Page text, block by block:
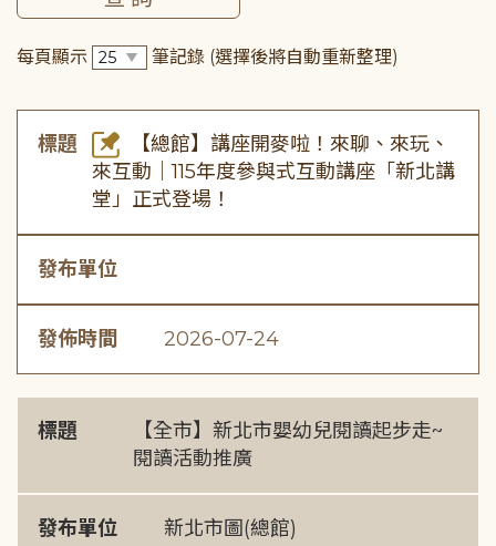
每頁顯示 筆記錄 (選擇後將自動重新整理)
標題
【總館】講座開麥啦！來聊、來玩、
來互動｜115年度參與式互動講座「新北講
堂」正式登場！
發布單位
發佈時間 2026-07-24
標題
【全市】新北市嬰幼兒閱讀起步走~
閱讀活動推廣
發布單位 新北市圖(總館)